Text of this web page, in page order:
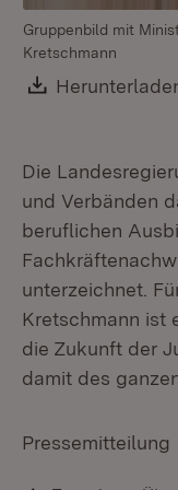
Gruppenbild mit
Kretschmann
Download:
Die
und Verbänden
beruflichen
unterzeichnet.
Kretschmann ist
die Zukunft der
damit des
Pressemitteilung